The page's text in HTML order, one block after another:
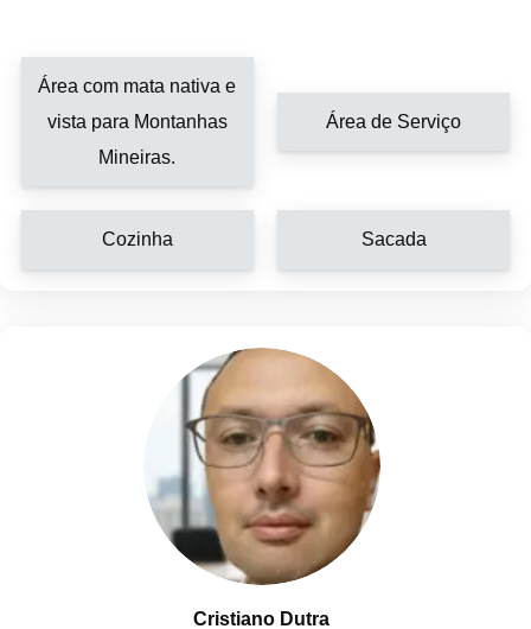
Área com mata nativa e
vista para Montanhas
Mineiras.
Área de Serviço
Cozinha Sacada
Cristiano Dutra